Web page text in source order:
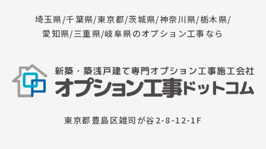
埼玉県/千葉県/東京都/茨城県/神奈川県/栃木県/
愛知県/三重県/岐阜県のオプション工事なら
東京都豊島区雑司が谷2-8-12-1F